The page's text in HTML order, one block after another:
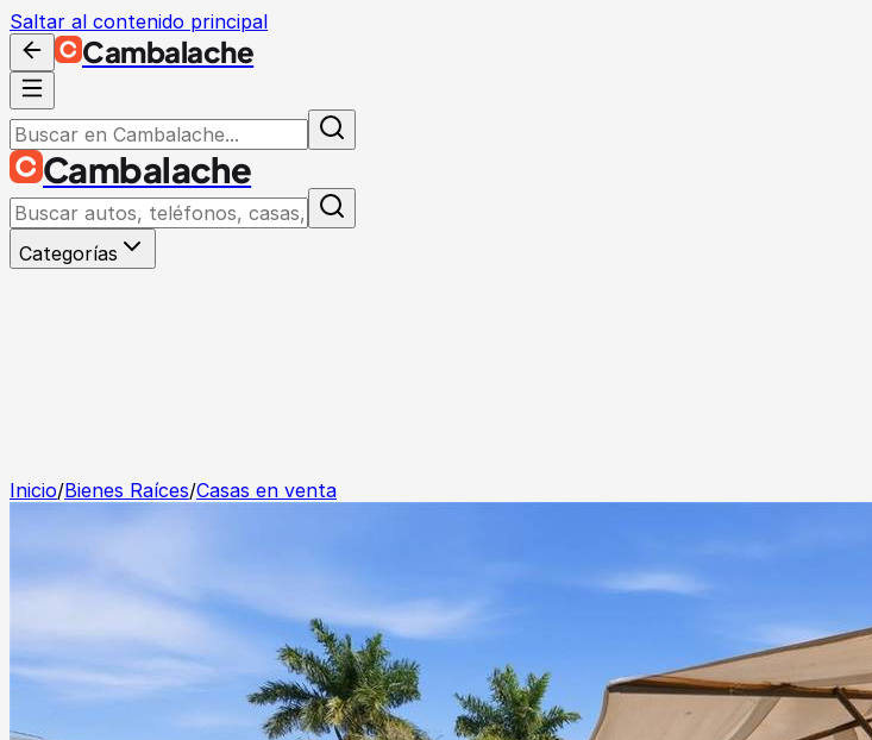
Saltar al contenido principal
Cambalache
Cambalache
Categorías
Inicio/Bienes Raíces/Casas en venta